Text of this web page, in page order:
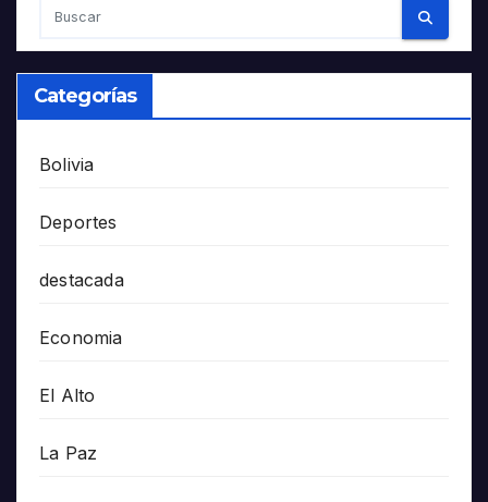
Categorías
Bolivia
Deportes
destacada
Economia
El Alto
La Paz